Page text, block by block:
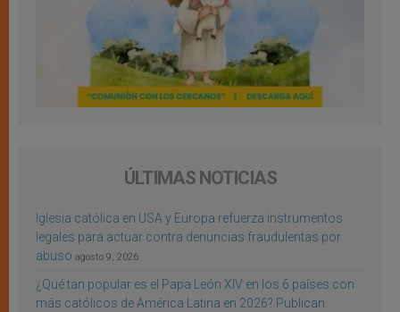
ÚLTIMAS NOTICIAS
Iglesia católica en USA y Europa refuerza instrumentos
legales para actuar contra denuncias fraudulentas por
abuso agosto 9, 2026
¿Qué tan popular es el Papa León XIV en los 6 países con
más católicos de América Latina en 2026? Publican